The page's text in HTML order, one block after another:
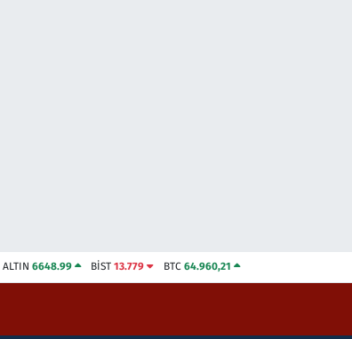
ALTIN 6648.99 BİST13.779 BTC 64.960,21